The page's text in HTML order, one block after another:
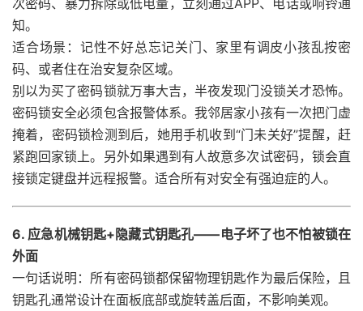
次密码、暴力拆除或低电量，立刻通过APP、电话或响铃通
知。
适合场景：记性不好总忘记关门、家里有调皮小孩乱按密
码、或者住在治安复杂区域。
别以为买了密码锁就万事大吉，半夜发现门没锁关才恐怖。
密码锁安全必须包含报警体系。我邻居家小孩有一次把门虚
掩着，密码锁检测到后，她用手机收到“门未关好”提醒，赶
紧跑回家锁上。另外如果遇到有人故意多次试密码，锁会直
接锁定键盘并远程报警。适合所有对安全有强迫症的人。
6. 应急机械钥匙+隐藏式钥匙孔——电子坏了也不怕被锁在
外面
一句话说明：所有密码锁都保留物理钥匙作为最后保险，且
钥匙孔通常设计在面板底部或旋转盖后面，不影响美观。